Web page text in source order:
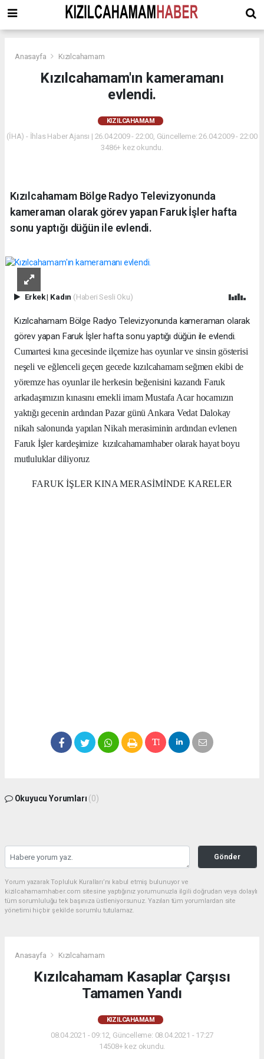
Anasayfa Kızılcahamam
Kızılcahamam'ın kameramanı
evlendi.
KIZILCAHAMAM
(İHA) - İhlas Haber Ajansı | 26.04.2009 - 22:00, Güncelleme: 26.04.2009 - 22:00
3486+ kez okundu.
Kızılcahamam Bölge Radyo Televizyonunda
kameraman olarak görev yapan Faruk İşler hafta
sonu yaptığı düğün ile evlendi.
Erkek| Kadın (Haberi Sesli Oku)
Kızılcahamam Bölge Radyo Televizyonunda kameraman olarak
görev yapan Faruk İşler hafta sonu yaptığı düğün ile evlendi.
Cumartesi kına gecesinde ilçemize has oyunlar ve sinsin gösterisi
neşeli ve eğlenceli geçen gecede kızılcahamam seğmen ekibi de
yöremze has oyunlar ile herkesin beğenisini kazandı Faruk
arkadaşımızın kınasını emekli imam Mustafa Acar hocamızın
yaktığı gecenin ardından Pazar günü Ankara Vedat Dalokay
nikah salonunda yapılan Nikah merasiminin ardından evlenen
Faruk İşler kardeşimize kızılcahamamhaber olarak hayat boyu
mutluluklar diliyoruz
FARUK İŞLER KINA MERASİMİNDE KARELER
Okuyucu Yorumları (0)
Gönder
Yorum yazarak Topluluk Kuralları’nı kabul etmiş bulunuyor ve
kizilcahamamhaber.com sitesine yaptığınız yorumunuzla ilgili doğrudan veya dolaylı
tüm sorumluluğu tek başınıza üstleniyorsunuz. Yazılan tüm yorumlardan site
yönetimi hiçbir şekilde sorumlu tutulamaz.
Anasayfa Kızılcahamam
Kızılcahamam Kasaplar Çarşısı
Tamamen Yandı
KIZILCAHAMAM
08.04.2021 - 09:12, Güncelleme: 08.04.2021 - 17:27
14508+ kez okundu.